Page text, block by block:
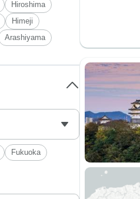
Hiroshima
Himeji
Arashiyama
Fukuoka